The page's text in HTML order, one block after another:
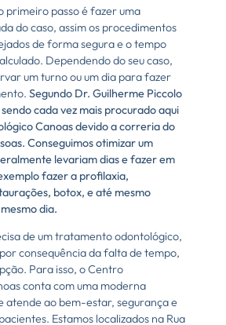
primeiro passo é fazer uma
do caso, assim os procedimentos
de forma segura e o tempo
Dependendo do seu caso,
um turno ou um dia para fazer
Segundo Dr. Guilherme Piccolo
cada vez mais procurado aqui
Canoas devido a correria do
Conseguimos otimizar um
levariam dias e fazer em
fazer a profilaxia,
botox, e até mesmo
dia.
de um tratamento odontológico,
consequência da falta de tempo,
Para isso, o Centro
conta com uma moderna
atende ao bem-estar, segurança e
Estamos localizados na Rua